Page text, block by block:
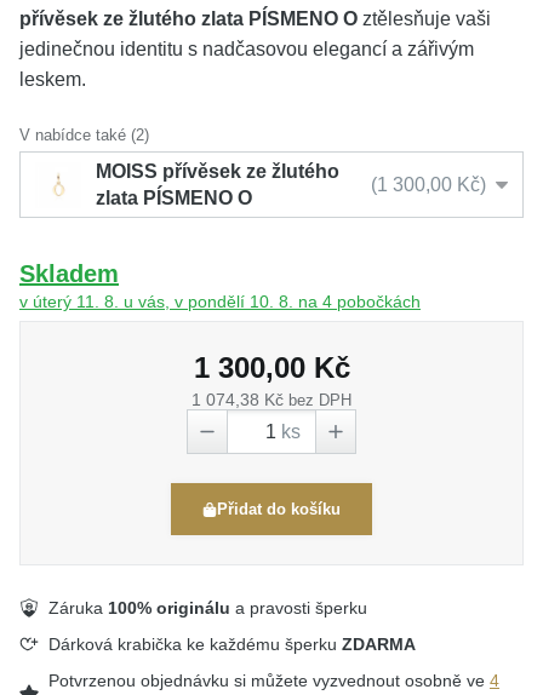
přívěsek ze žlutého zlata PÍSMENO O ztělesňuje vaši
jedinečnou identitu s nadčasovou elegancí a zářivým
leskem.
V nabídce také (2)
MOISS přívěsek ze žlutého
zlata PÍSMENO O
1 300,00 Kč
Skladem
v úterý 11. 8. u vás, v pondělí 10. 8. na 4 pobočkách
1 300,00 Kč
1 074,38 Kč bez DPH
ks
Přidat do košíku
Záruka 100% originálu a pravosti šperku
Dárková krabička ke každému šperku ZDARMA
Potvrzenou objednávku si můžete vyzvednout osobně ve 4